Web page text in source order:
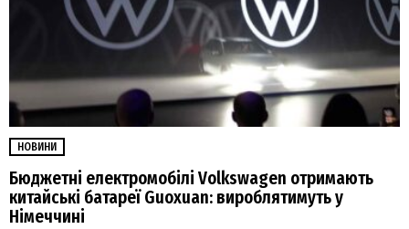
НОВИНИ
Бюджетні електромобілі Volkswagen отримають
китайські батареї Guoxuan: вироблятимуть у
Німеччині